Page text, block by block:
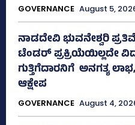
GOVERNANCE August 5,
ನಾಡದೇವಿ ಭುವನೇಶ್ವರಿ
ಟೆಂಡರ್ ಪ್ರಕ್ರಿಯೆಯಿಲ್ಲದೇ
ಗುತ್ತಿಗೆದಾರನಿಗೆ ಅನಗತ್ಯ
ಆಕ್ಷೇಪ
GOVERNANCE August 4,